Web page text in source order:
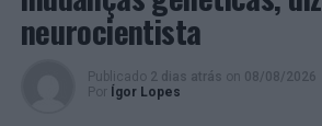
neurocientista
Publicado 2 dias atrás on 08/08/2026
Por
Ígor Lopes